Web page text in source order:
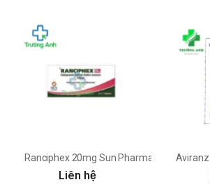
Ranciphex 20mg Sun Pharma - Điều trị
Liên hệ